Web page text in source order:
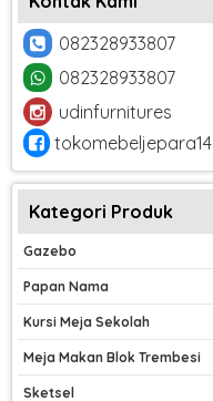
082328933807
082328933807
udinfurnitures
tokomebeljepara14
Kategori Produk
Gazebo
Papan Nama
Kursi Meja Sekolah
Meja Makan Blok Trembesi
Sketsel